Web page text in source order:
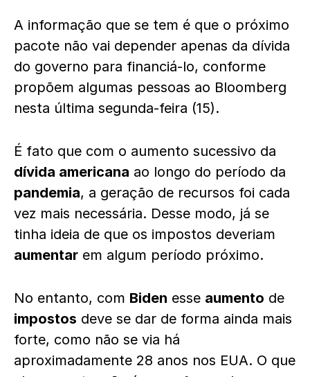
A informação que se tem é que o próximo
pacote não vai depender apenas da dívida
do governo para financiá-lo, conforme
propõem algumas pessoas ao Bloomberg
nesta última segunda-feira (15).
É fato que com o aumento sucessivo da
dívida americana ao longo do período da
pandemia, a geração de recursos foi cada
vez mais necessária. Desse modo, já se
tinha ideia de que os impostos deveriam
aumentar em algum período próximo.
No entanto, com Biden esse aumento de
impostos deve se dar de forma ainda mais
forte, como não se via há
aproximadamente 28 anos nos EUA. O que